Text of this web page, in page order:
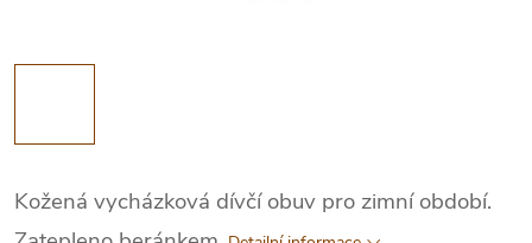
Kožená vycházková dívčí obuv pro zimní období.